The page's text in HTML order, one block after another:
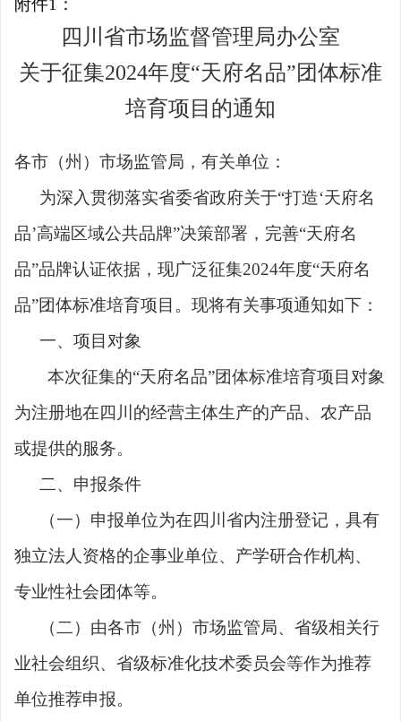
附件1：
四川省市场监督管理局办公室
关于征集2024年度“天府名品”团体标准
培育项目的通知
各市（州）市场监管局，有关单位：
为深入贯彻落实省委省政府关于“打造‘天府名
品’高端区域公共品牌”决策部署，完善“天府名
品”品牌认证依据，现广泛征集2024年度“天府名
品”团体标准培育项目。现将有关事项通知如下：
一、项目对象
本次征集的“天府名品”团体标准培育项目对象
为注册地在四川的经营主体生产的产品、农产品
或提供的服务。
二、申报条件
（一）申报单位为在四川省内注册登记，具有
独立法人资格的企事业单位、产学研合作机构、
专业性社会团体等。
（二）由各市（州）市场监管局、省级相关行
业社会组织、省级标准化技术委员会等作为推荐
单位推荐申报。